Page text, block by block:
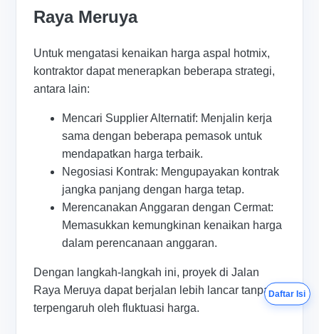
Raya Meruya
Untuk mengatasi kenaikan harga aspal hotmix,
kontraktor dapat menerapkan beberapa strategi,
antara lain:
Mencari Supplier Alternatif: Menjalin kerja
sama dengan beberapa pemasok untuk
mendapatkan harga terbaik.
Negosiasi Kontrak: Mengupayakan kontrak
jangka panjang dengan harga tetap.
Merencanakan Anggaran dengan Cermat:
Memasukkan kemungkinan kenaikan harga
dalam perencanaan anggaran.
Dengan langkah-langkah ini, proyek di Jalan
Raya Meruya dapat berjalan lebih lancar tanpa
terpengaruh oleh fluktuasi harga.
Daftar Isi